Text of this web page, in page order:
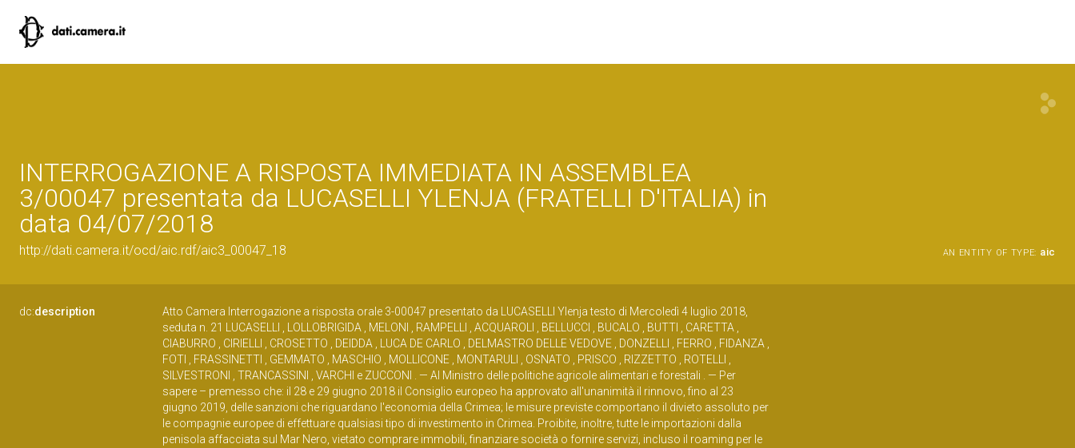
INTERROGAZIONE A RISPOSTA IMMEDIATA IN ASSEMBLEA
3/00047 presentata da LUCASELLI YLENJA (FRATELLI D'ITALIA) in
data 04/07/2018
http://dati.camera.it/ocd/aic.rdf/aic3_00047_18 AN ENTITY OF TYPE: aic
dc:description
Atto Camera Interrogazione a risposta orale 3-00047 presentato da LUCASELLI Ylenja testo di Mercoledì 4 luglio 2018,
seduta n. 21 LUCASELLI , LOLLOBRIGIDA , MELONI , RAMPELLI , ACQUAROLI , BELLUCCI , BUCALO , BUTTI , CARETTA ,
CIABURRO , CIRIELLI , CROSETTO , DEIDDA , LUCA DE CARLO , DELMASTRO DELLE VEDOVE , DONZELLI , FERRO , FIDANZA ,
FOTI , FRASSINETTI , GEMMATO , MASCHIO , MOLLICONE , MONTARULI , OSNATO , PRISCO , RIZZETTO , ROTELLI ,
SILVESTRONI , TRANCASSINI , VARCHI e ZUCCONI . — Al Ministro delle politiche agricole alimentari e forestali . — Per
sapere – premesso che: il 28 e 29 giugno 2018 il Consiglio europeo ha approvato all'unanimità il rinnovo, fino al 23
giugno 2019, delle sanzioni che riguardano l'economia della Crimea; le misure previste comportano il divieto assoluto per
le compagnie europee di effettuare qualsiasi tipo di investimento in Crimea. Proibite, inoltre, tutte le importazioni dalla
penisola affacciata sul Mar Nero, vietato comprare immobili, finanziare società o fornire servizi, incluso il roaming per le